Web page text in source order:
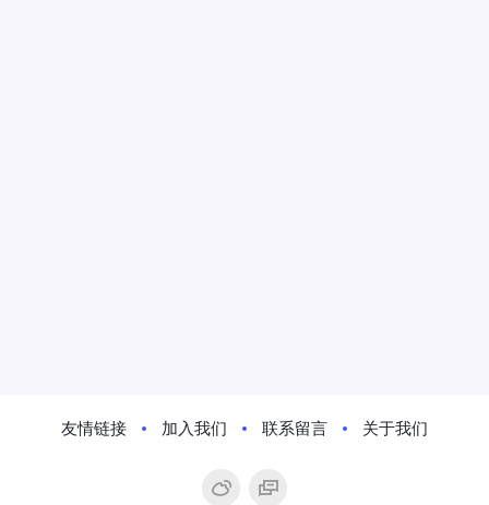
友情链接 加入我们 联系留言 关于我们